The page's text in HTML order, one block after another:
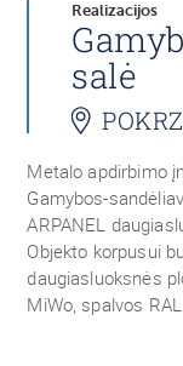
Realizacijos
salė
Metalo apdirbimo
Gamybos-
ARPANEL
Objekto korpusui
daugiasluoksnės
MiWo, spalvos